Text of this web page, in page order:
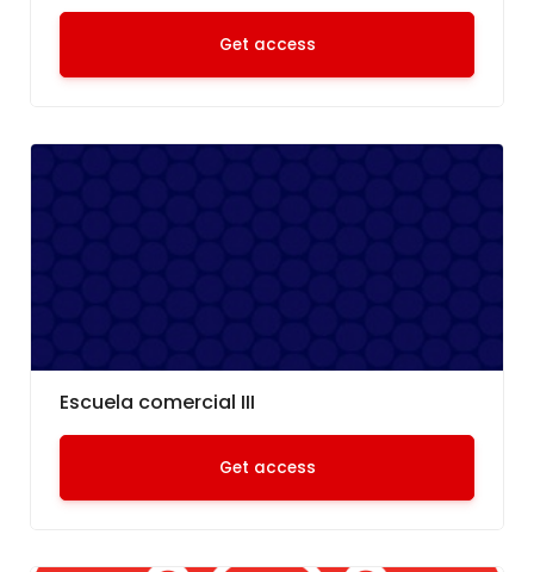
Get access
Escuela comercial III
Get access